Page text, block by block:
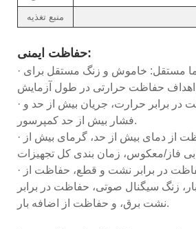
منبع تغذیه
حفاظت ایمنی:
· محدود کننده دما مستقل: خاموش و زنگ مستقل برای
· سیستم تبرید: حفاظت در برابر حرارت، جریان بیش از حد و
فشار بیش از حد کمپرسور.
· محفظه تست: حفاظت از دمای بیش از حد، گرمای بیش از
· سایر موارد: حفاظت در برابر نشت و قطع، حفاظت از
زنگ سیگنال صوتی، حفاظت در برابر
نشت برق، و حفاظت از اضافه بار.